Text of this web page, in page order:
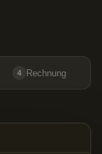
4 Rechnung